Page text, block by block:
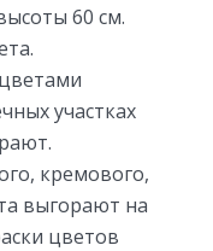
60 см.
участках
кремового,
выгорают на
цветов